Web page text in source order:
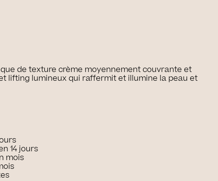
de texture crème moyennement couvrante et
lifting lumineux qui raffermit et illumine la peau et
14 jours
mois